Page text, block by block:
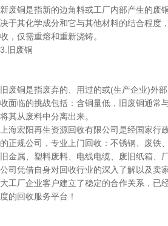
新废铜是指新的边角料或工厂内部产生的废
决于其化学成分和它与其他材料的结合程度
收，仅需重熔和重新浇铸。
3.旧废铜
旧废铜是指废弃的、用过的或(生产企业)外
收面临的挑战包括：含铜量低，旧废铜通常
将其从废料中分离出来。
上海宏阳再生资源回收有限公司是经国家行
的正规公司，专业上门回收：不锈钢、废铁
旧金属、塑料废料、电线电缆、废旧纸箱、
公司凭借自身对回收行业的深入了解以及卖
大工厂企业客户建立了稳定的合作关系，已
度的回收服务平台！